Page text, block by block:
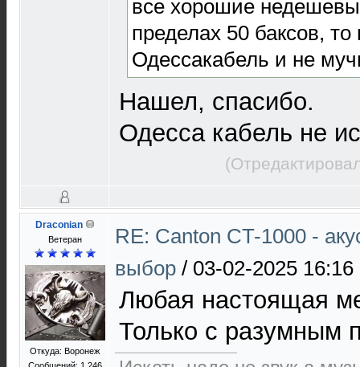
все хорошие
пределах 50 баксов,
Одессакабель и не
Нашел, спасибо.
Одесса кабель не
Draconian
Ветеран
Откуда: Воронеж
RE: Canton CT-1000 -
выбор / 03-02-2025 16:16
Любая настоящая
Только с разумным